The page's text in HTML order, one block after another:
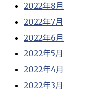
2022年8月
2022年7月
2022年6月
2022年5月
2022年4月
2022年3月